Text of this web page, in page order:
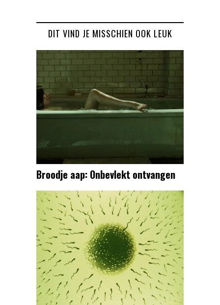
DIT VIND JE MISSCHIEN OOK LEUK
Broodje aap: Onbevlekt ontvangen